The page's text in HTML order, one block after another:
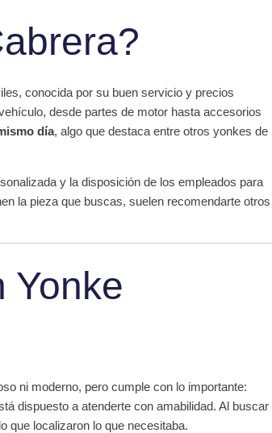
conocida por su buen servicio y precios
desde partes de motor hasta accesorios
día, algo que destaca entre otros yonkes de
y la disposición de los empleados para
la pieza que buscas, suelen recomendarte otros
Yonke
ni moderno, pero cumple con lo importante:
dispuesto a atenderte con amabilidad. Al buscar
que localizaron lo que necesitaba.